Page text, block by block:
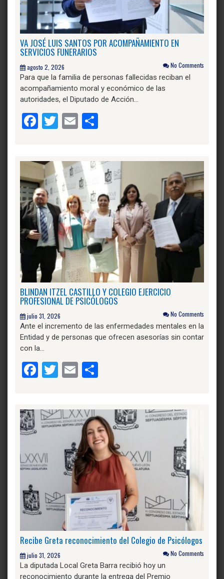
VA JOSÉ LUIS SANTOS POR ACOMPAÑAMIENTO EN
SERVICIOS FUNERARIOS
agosto 2, 2026 No Comments
Para que la familia de personas fallecidas reciban el
acompañamiento moral y económico de las
autoridades, el Diputado de Acción…
Facebook
Twitter
Email
BLINDAN ITZEL CASTILLO Y COLEGIO EJERCICIO
PROFESIONAL DE PSICÓLOGOS
julio 31, 2026 No Comments
Ante el incremento de las enfermedades mentales en la
Entidad y de personas que ofrecen asesorías sin contar
con la…
Facebook
Twitter
Email
Recibe Greta reconocimiento del Colegio de Psicólogos
julio 31, 2026 No Comments
La diputada Local Greta Barra recibió hoy un
reconocimiento durante la entrega del Premio